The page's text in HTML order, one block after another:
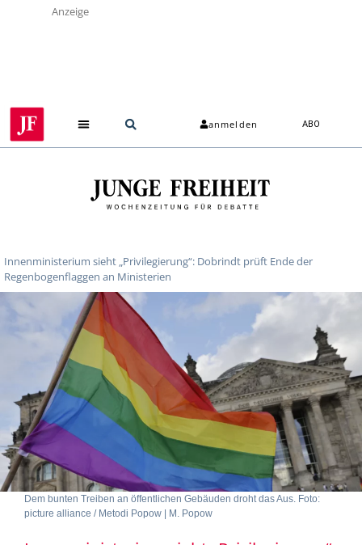
Anzeige
anmelden ABO
Innenministerium sieht „Privilegierung“: Dobrindt prüft Ende der
Regenbogenflaggen an Ministerien
Dem bunten Treiben an öffentlichen Gebäuden droht das Aus. Foto:
picture alliance / Metodi Popow | M. Popow